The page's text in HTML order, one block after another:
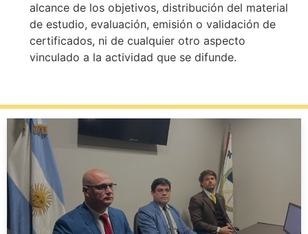
alcance de los objetivos, distribución del material
de estudio, evaluación, emisión o validación de
certificados, ni de cualquier otro aspecto
vinculado a la actividad que se difunde.